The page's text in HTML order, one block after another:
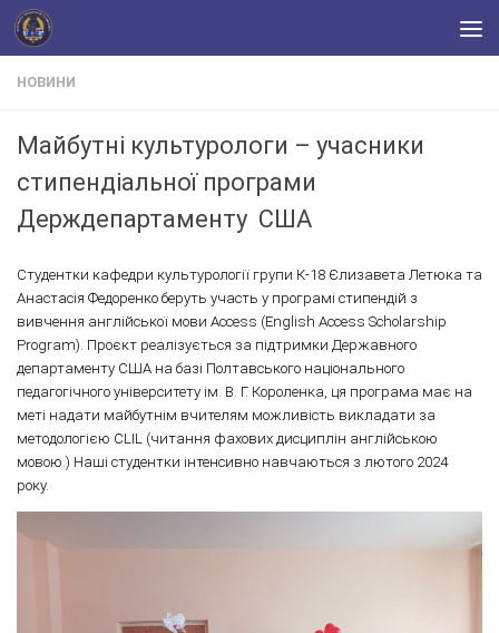
Skip to content
НОВИНИ
Майбутні культурологи – учасники
стипендіальної програми
Держдепартаменту США
Студентки кафедри культурології групи К-18 Єлизавета Летюка та
Анастасія Федоренко беруть участь у програмі стипендій з
вивчення англійської мови Access (English Access Scholarship
Program). Проєкт реалізується за підтримки Державного
департаменту США на базі Полтавського національного
педагогічного університету ім. В. Г. Короленка, ця програма має на
меті надати майбутнім вчителям можливість викладати за
методологією CLIL (читання фахових дисциплін англійською
мовою.) Наші студентки інтенсивно навчаються з лютого 2024
року.